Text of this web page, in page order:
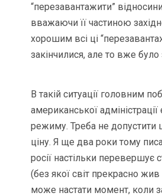
“перезавантажити”
вважаючи її частиною
хорошим всі ці
закінчилися, але то вже було
В такій ситуації головним
американської
режиму. Треба не допустити
ціну. Я ще два роки тому
росії настільки перевершує
(без якої світ прекрасно жив
може настати момент, коли